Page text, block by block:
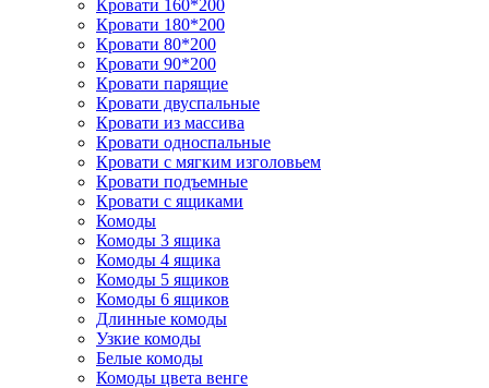
Кровати 160*200
Кровати 180*200
Кровати 80*200
Кровати 90*200
Кровати парящие
Кровати двуспальные
Кровати из массива
Кровати односпальные
Кровати с мягким изголовьем
Кровати подъемные
Кровати с ящиками
Комоды
Комоды 3 ящика
Комоды 4 ящика
Комоды 5 ящиков
Комоды 6 ящиков
Длинные комоды
Узкие комоды
Белые комоды
Комоды цвета венге